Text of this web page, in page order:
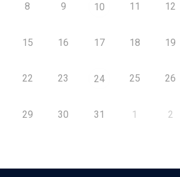
8 9 10 11 12
15 16 17 18 19
22 23 24 25 26
29 30 31 1 2